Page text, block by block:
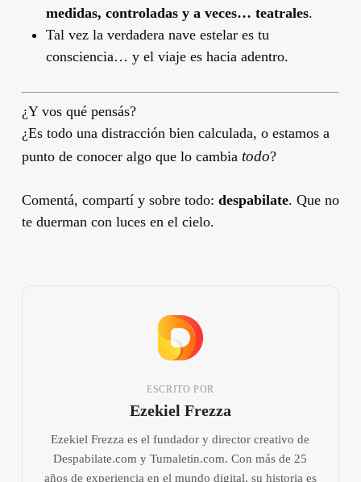
medidas, controladas y a veces… teatrales.
Tal vez la verdadera nave estelar es tu
consciencia… y el viaje es hacia adentro.
¿Y vos qué pensás?
¿Es todo una distracción bien calculada, o estamos a
punto de conocer algo que lo cambia todo?
Comentá, compartí y sobre todo: despabilate. Que no
te duerman con luces en el cielo.
ESCRITO POR
Ezekiel Frezza
Ezekiel Frezza es el fundador y director creativo de
Despabilate.com y Tumaletin.com. Con más de 25
años de experiencia en el mundo digital, su historia es